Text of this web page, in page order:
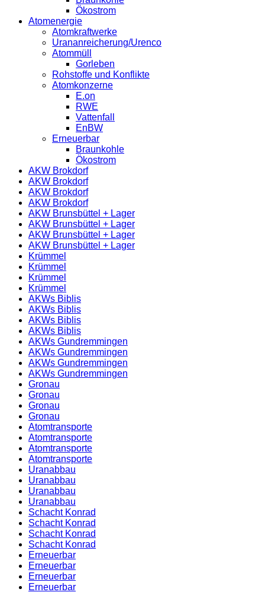
Ökostrom
Atomenergie
Atomkraftwerke
Urananreicherung/Urenco
Atommüll
Gorleben
Rohstoffe und Konflikte
Atomkonzerne
E.on
RWE
Vattenfall
EnBW
Erneuerbar
Braunkohle
Ökostrom
AKW Brokdorf
AKW Brokdorf
AKW Brokdorf
AKW Brokdorf
AKW Brunsbüttel + Lager
AKW Brunsbüttel + Lager
AKW Brunsbüttel + Lager
AKW Brunsbüttel + Lager
Krümmel
Krümmel
Krümmel
Krümmel
AKWs Biblis
AKWs Biblis
AKWs Biblis
AKWs Biblis
AKWs Gundremmingen
AKWs Gundremmingen
AKWs Gundremmingen
AKWs Gundremmingen
Gronau
Gronau
Gronau
Gronau
Atomtransporte
Atomtransporte
Atomtransporte
Atomtransporte
Uranabbau
Uranabbau
Uranabbau
Uranabbau
Schacht Konrad
Schacht Konrad
Schacht Konrad
Schacht Konrad
Erneuerbar
Erneuerbar
Erneuerbar
Erneuerbar